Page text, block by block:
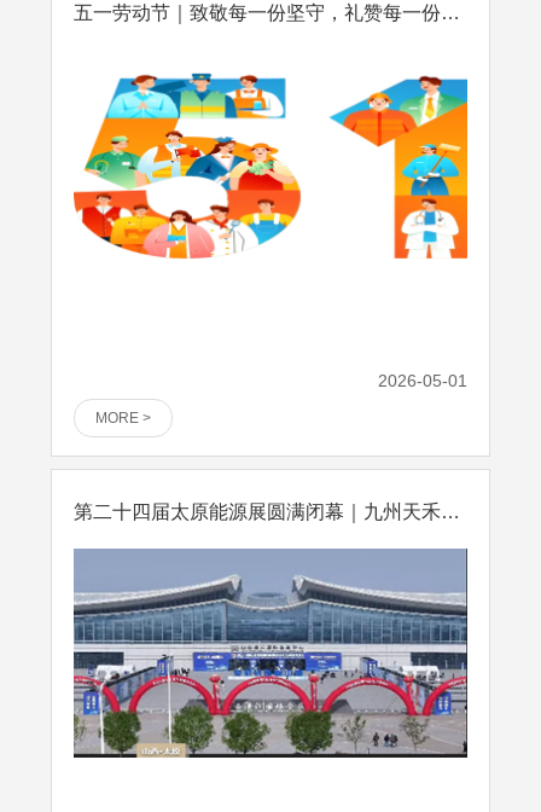
五一劳动节｜致敬每一份坚守，礼赞每一份耕耘
2026-05-01
MORE >
第二十四届太原能源展圆满闭幕｜九州天禾超级智能干选机…